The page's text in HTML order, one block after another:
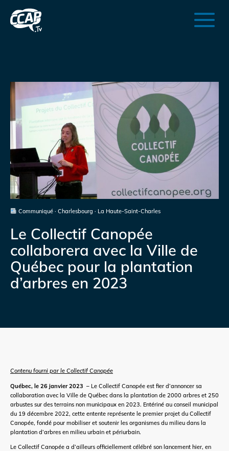
Communiqué · Charlesbourg · La Haute-Saint-Charles
Le Collectif Canopée
collaborera avec la Ville de
Québec pour la plantation
d’arbres en 2023
Contenu fourni par le Collectif Canopée
Québec, le 26 janvier 2023 – Le Collectif Canopée est fier d’annoncer sa
collaboration avec la Ville de Québec dans la plantation de 2000 arbres et 250
arbustes sur des terrains non municipaux en 2023. Entériné au conseil municipal
du 19 décembre 2022, cette entente représente le premier projet du Collectif
Canopée, fondé pour mobiliser et soutenir les organismes du milieu dans la
plantation d’arbres en milieu urbain et périurbain.
Le Collectif Canopée a d’ailleurs officiellement célébré son lancement hier, en